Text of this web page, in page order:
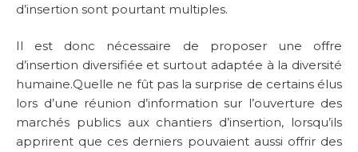
d’insertion sont pourtant multiples.
Il est donc nécessaire de proposer une offre
d’insertion diversifiée et surtout adaptée à la diversité
humaine.Quelle ne fût pas la surprise de certains élus
lors d’une réunion d’information sur l’ouverture des
marchés publics aux chantiers d’insertion, lorsqu’ils
apprirent que ces derniers pouvaient aussi offrir des